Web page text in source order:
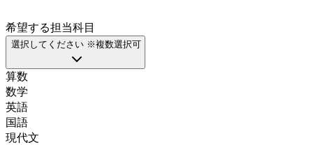
希望する担当科目
選択してください ※複数選択可
算数
数学
英語
国語
現代文